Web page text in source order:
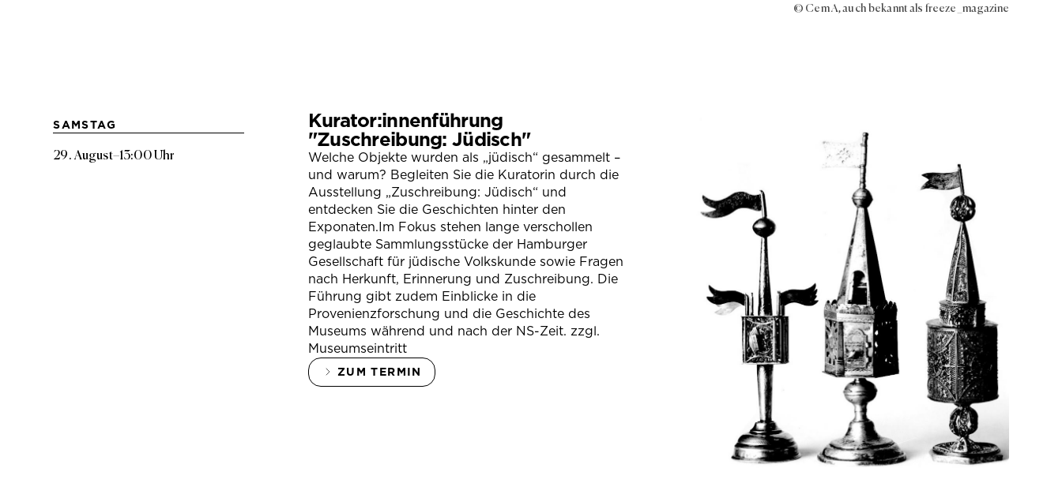
© Cem A, auch bekannt als freeze_magazine
SAMSTAG
29. August–13:00 Uhr
Kurator:innenführung
"Zuschreibung: Jüdisch"
Welche Objekte wurden als „jüdisch“ gesammelt –
und warum? Begleiten Sie die Kuratorin durch die
Ausstellung „Zuschreibung: Jüdisch“ und
entdecken Sie die Geschichten hinter den
Exponaten.Im Fokus stehen lange verschollen
geglaubte Sammlungsstücke der Hamburger
Gesellschaft für jüdische Volkskunde sowie Fragen
nach Herkunft, Erinnerung und Zuschreibung. Die
Führung gibt zudem Einblicke in die
Provenienzforschung und die Geschichte des
Museums während und nach der NS-Zeit. zzgl.
Museumseintritt
ZUM TERMIN